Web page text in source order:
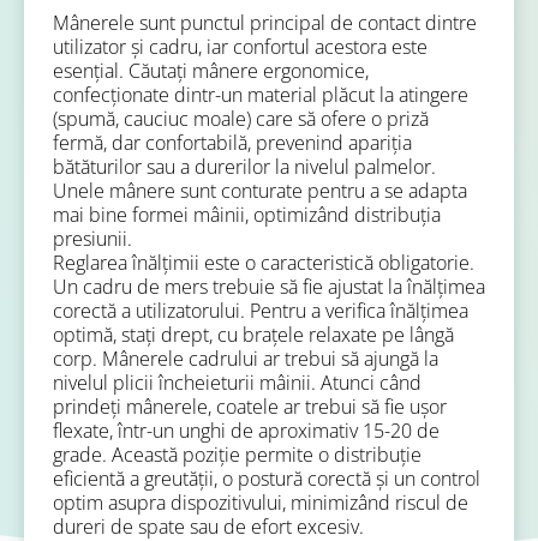
Mânerele sunt punctul principal de contact dintre
utilizator și cadru, iar confortul acestora este
esențial. Căutați mânere ergonomice,
confecționate dintr-un material plăcut la atingere
(spumă, cauciuc moale) care să ofere o priză
fermă, dar confortabilă, prevenind apariția
bătăturilor sau a durerilor la nivelul palmelor.
Unele mânere sunt conturate pentru a se adapta
mai bine formei mâinii, optimizând distribuția
presiunii.
Reglarea înălțimii este o caracteristică obligatorie.
Un cadru de mers trebuie să fie ajustat la înălțimea
corectă a utilizatorului. Pentru a verifica înălțimea
optimă, stați drept, cu brațele relaxate pe lângă
corp. Mânerele cadrului ar trebui să ajungă la
nivelul plicii încheieturii mâinii. Atunci când
prindeți mânerele, coatele ar trebui să fie ușor
flexate, într-un unghi de aproximativ 15-20 de
grade. Această poziție permite o distribuție
eficientă a greutății, o postură corectă și un control
optim asupra dispozitivului, minimizând riscul de
dureri de spate sau de efort excesiv.